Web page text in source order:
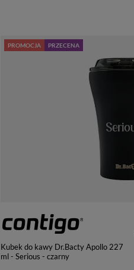
PROMOCJA PRZECENA
Kubek do kawy Dr.Bacty Apollo 227
ml - Serious - czarny